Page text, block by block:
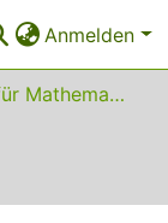
Anmelden
01 Fakultät für Mathematik